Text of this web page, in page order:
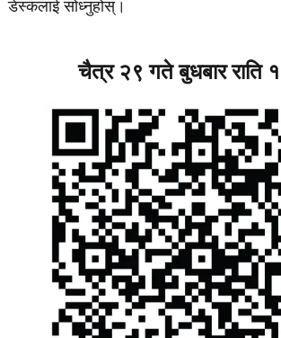
डेस्कलाई सोध्नुहोस्।
चैत्र २९ गते बुधबार राति